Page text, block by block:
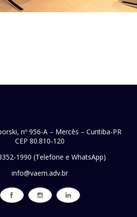
nº 956-A – Mercês – Curitiba-PR
CEP 80.810-120
1990 (Telefone e WhatsApp)
info@vaem.adv.br